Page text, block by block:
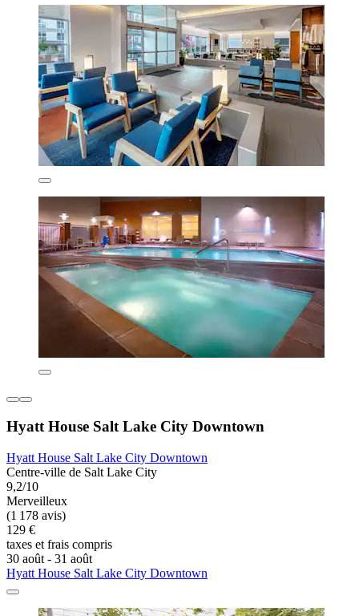
Hyatt House Salt Lake City Downtown
Hyatt House Salt Lake City Downtown
Centre-ville de Salt Lake City
9,2/10
Merveilleux
(1 178 avis)
129 €
taxes et frais compris
30 août - 31 août
Hyatt House Salt Lake City Downtown